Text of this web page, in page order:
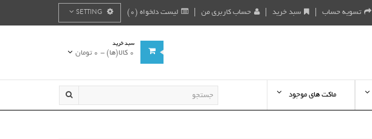
لیست دلخواه (0) حساب کاربری من سبد خرید تسویه حساب SETTING
سبد خرید
0 کالا(ها) - 0 تومان
ماکت های موجود